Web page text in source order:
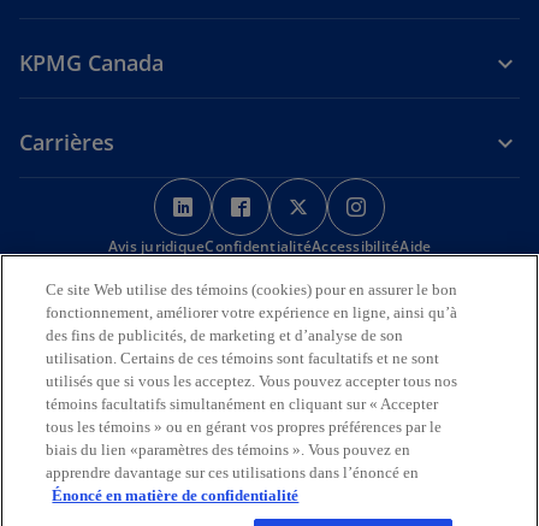
KPMG Canada
Carrières
s
’
o
v
r
e
d
a
n
s
u
s
’
o
u
v
r
e
d
a
n
s
u
s
’
o
v
r
e
d
a
n
s
’
o
v
r
e
d
a
n
s
Avis juridiqueConfidentialitéAccessibilitéAide
Nous reconnaissons en toute déférence que les bureaux de KPMG
sur l’Île de la Tortue (Amérique du Nord) sont situés sur les
territoires traditionnels, visés par traité et non cédés des Premières
Nations, des Inuits et des Métis.
© 2026 KPMG s.r.l./S.E.N.C.R.L., société à responsabilité limitée de
l’Ontario et cabinet membre de l’organisation mondiale KPMG de
cabinets indépendants affiliés à KPMG International Limited, société
de droit anglais à responsabilité limitée par garantie. Tous droits
réservés.
Ce site Web utilise des témoins (cookies) pour en assurer le bon
fonctionnement, améliorer votre expérience en ligne, ainsi qu’à
des fins de publicités, de marketing et d’analyse de son
utilisation. Certains de ces témoins sont facultatifs et ne sont
utilisés que si vous les acceptez. Vous pouvez accepter tous nos
témoins facultatifs simultanément en cliquant sur « Accepter
tous les témoins » ou en gérant vos propres préférences par le
biais du lien «paramètres des témoins ». Vous pouvez en
apprendre davantage sur ces utilisations dans l’énoncé en
Énoncé en matière de confidentialité